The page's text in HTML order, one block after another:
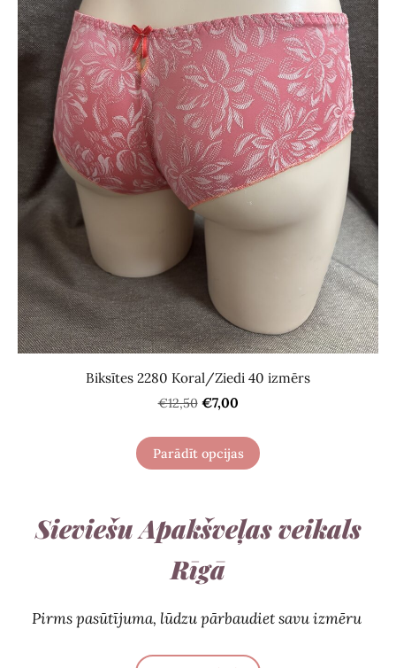
Sieviešu Apakšveļas veikals
Rīgā
Pirms pasūtījuma, lūdzu pārbaudiet savu izmēru
Biksītes 2280 Koral/Ziedi 40 izmērs
€12,50 €7,00
Parādīt opcijas